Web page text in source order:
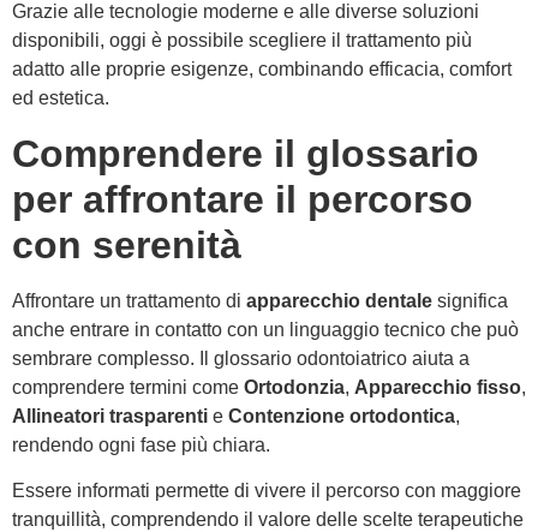
Grazie alle tecnologie moderne e alle diverse soluzioni
disponibili, oggi è possibile scegliere il trattamento più
adatto alle proprie esigenze, combinando efficacia, comfort
ed estetica.
Comprendere il glossario
per affrontare il percorso
con serenità
Affrontare un trattamento di apparecchio dentale significa
anche entrare in contatto con un linguaggio tecnico che può
sembrare complesso. Il glossario odontoiatrico aiuta a
comprendere termini come Ortodonzia, Apparecchio fisso,
Allineatori trasparenti e Contenzione ortodontica,
rendendo ogni fase più chiara.
Essere informati permette di vivere il percorso con maggiore
tranquillità, comprendendo il valore delle scelte terapeutiche